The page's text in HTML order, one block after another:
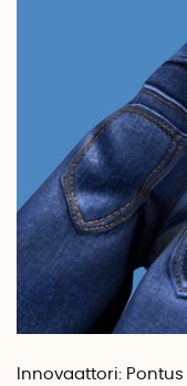
Innovaattori: